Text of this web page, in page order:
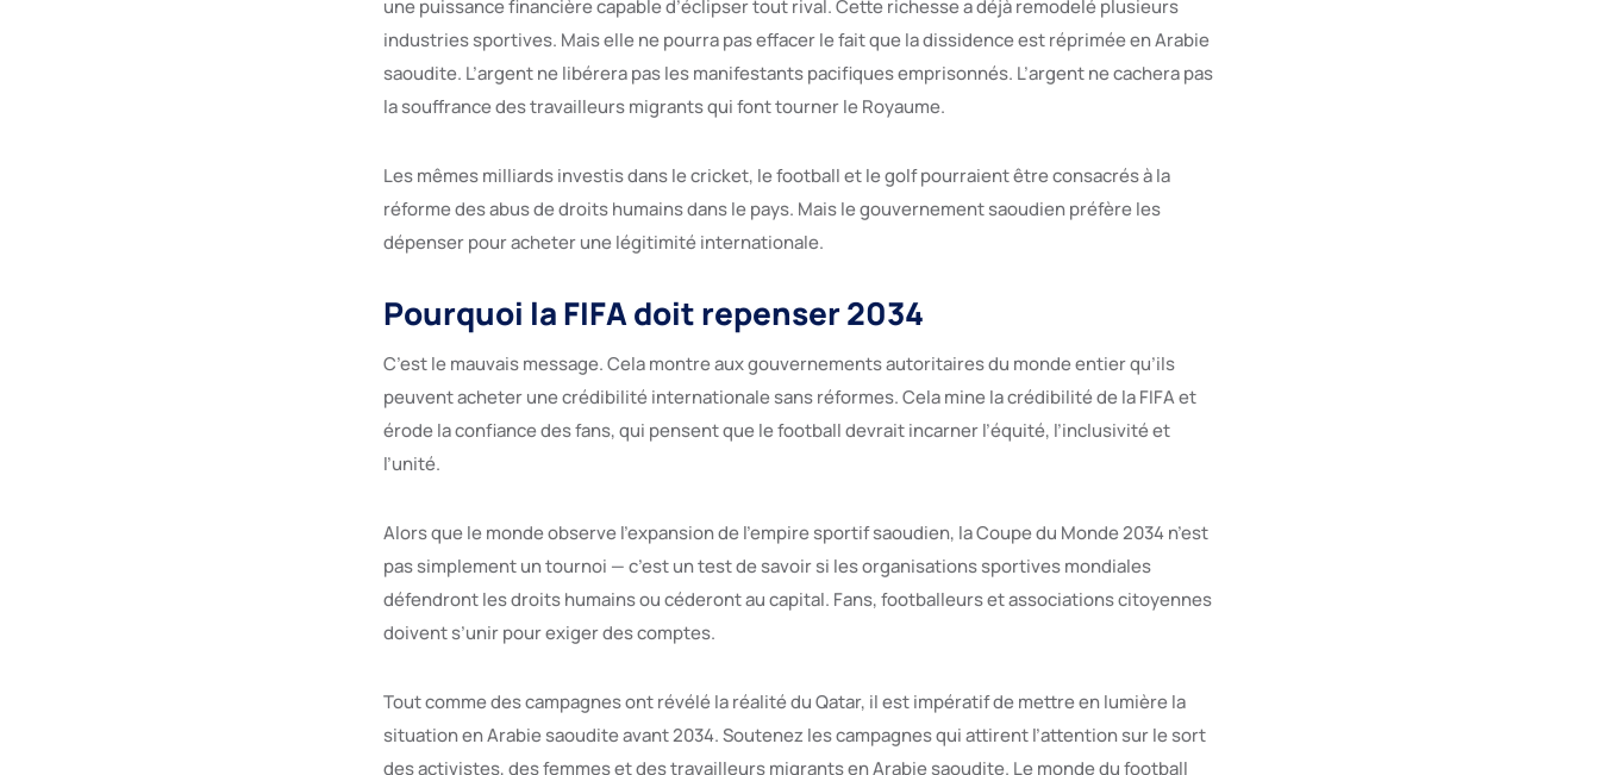
une puissance financière capable d’éclipser tout rival. Cette richesse a déjà remodelé plusieurs
industries sportives. Mais elle ne pourra pas effacer le fait que la dissidence est réprimée en Arabie
saoudite. L’argent ne libérera pas les manifestants pacifiques emprisonnés. L’argent ne cachera pas
la souffrance des travailleurs migrants qui font tourner le Royaume.
Les mêmes milliards investis dans le cricket, le football et le golf pourraient être consacrés à la
réforme des abus de droits humains dans le pays. Mais le gouvernement saoudien préfère les
dépenser pour acheter une légitimité internationale.
Pourquoi la FIFA doit repenser 2034
C’est le mauvais message. Cela montre aux gouvernements autoritaires du monde entier qu’ils
peuvent acheter une crédibilité internationale sans réformes. Cela mine la crédibilité de la FIFA et
érode la confiance des fans, qui pensent que le football devrait incarner l’équité, l’inclusivité et
l’unité.
Alors que le monde observe l’expansion de l’empire sportif saoudien, la Coupe du Monde 2034 n’est
pas simplement un tournoi — c’est un test de savoir si les organisations sportives mondiales
défendront les droits humains ou céderont au capital. Fans, footballeurs et associations citoyennes
doivent s’unir pour exiger des comptes.
Tout comme des campagnes ont révélé la réalité du Qatar, il est impératif de mettre en lumière la
situation en Arabie saoudite avant 2034. Soutenez les campagnes qui attirent l’attention sur le sort
des activistes, des femmes et des travailleurs migrants en Arabie saoudite. Le monde du football